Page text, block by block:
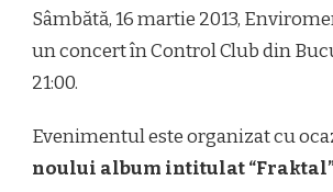
Sâmbătă, 16 martie 2013,
un concert în Control Club din
21:00.
Evenimentul este organizat cu
noului album intitulat